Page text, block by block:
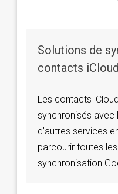
Solutions de
contacts iCloud
Les contacts
synchronisés avec
d’autres services
parcourir toutes
synchronisation